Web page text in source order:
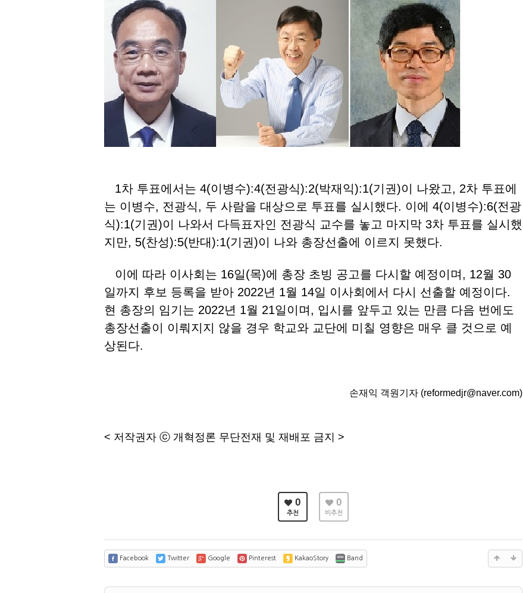
1차 투표에서는 4(이병수):4(전광식):2(박재익):1(기권)이 나왔고, 2차 투표에
는 이병수, 전광식, 두 사람을 대상으로 투표를 실시했다. 이에 4(이병수):6(전광
식):1(기권)이 나와서 다득표자인 전광식 교수를 놓고 마지막 3차 투표를 실시했
지만, 5(찬성):5(반대):1(기권)이 나와 총장선출에 이르지 못했다.
이에 따라 이사회는 16일(목)에 총장 초빙 공고를 다시할 예정이며, 12월 30
일까지 후보 등록을 받아 2022년 1월 14일 이사회에서 다시 선출할 예정이다.
현 총장의 임기는 2022년 1월 21일이며, 입시를 앞두고 있는 만큼 다음 번에도
총장선출이 이뤄지지 않을 경우 학교와 교단에 미칠 영향은 매우 클 것으로 예
상된다.
손재익 객원기자 (reformedjr@naver.com)
< 저작권자 ⓒ 개혁정론 무단전재 및 재배포 금지 >
0
추천
0
비추천
Facebook Twitter Google Pinterest KakaoStory Band